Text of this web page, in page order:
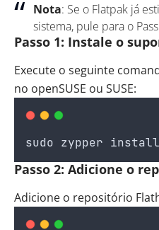
Nota: Se o Flatpak já
sistema, pule para o
Passo 1: Instale o
Execute o seguinte
no openSUSE ou SUSE:
sudo zypper install
Passo 2: Adicione o
Adicione o repositório